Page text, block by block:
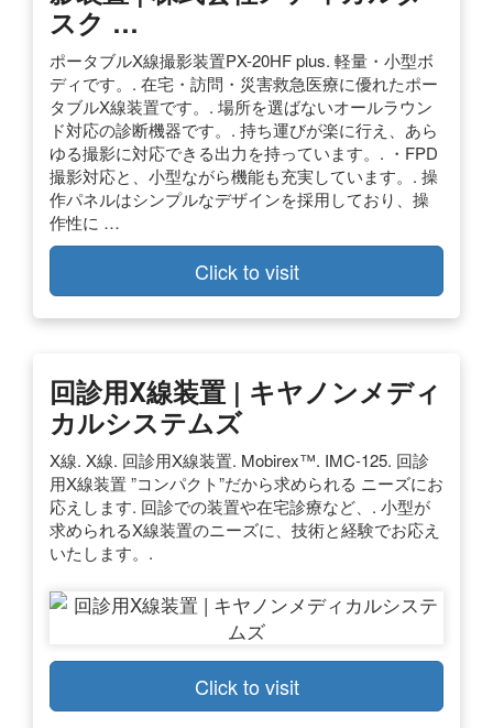
スク …
ポータブルX線撮影装置PX-20HF plus. 軽量・小型ボ
ディです。. 在宅・訪問・災害救急医療に優れたポー
タブルX線装置です。. 場所を選ばないオールラウン
ド対応の診断機器です。. 持ち運びが楽に行え、あら
ゆる撮影に対応できる出力を持っています。. ・FPD
撮影対応と、小型ながら機能も充実しています。. 操
作パネルはシンプルなデザインを採用しており、操
作性に …
Click to visit
回診用X線装置 | キヤノンメディ
カルシステムズ
X線. X線. 回診用X線装置. Mobirex™. IMC-125. 回診
用X線装置 ”コンパクト”だから求められる ニーズにお
応えします. 回診での装置や在宅診療など、. 小型が
求められるX線装置のニーズに、技術と経験でお応え
いたします。.
Click to visit